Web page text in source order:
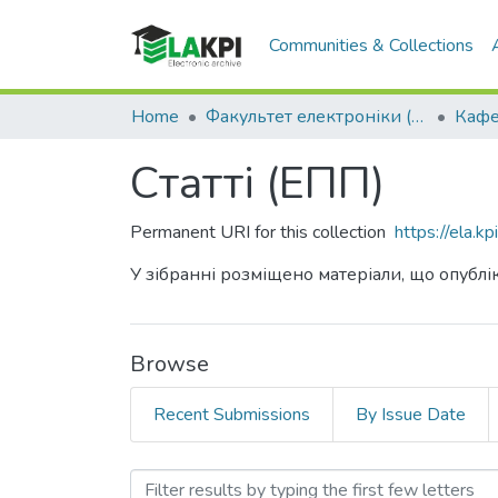
Communities & Collections
Home Факультет електроніки (ФЕЛ)
Статті (ЕПП)
Permanent URI for this collection https://
У зібранні розміщено матеріали, що
Browse
Recent Submissions By Issue Date
Browsing Статті (ЕПП) by